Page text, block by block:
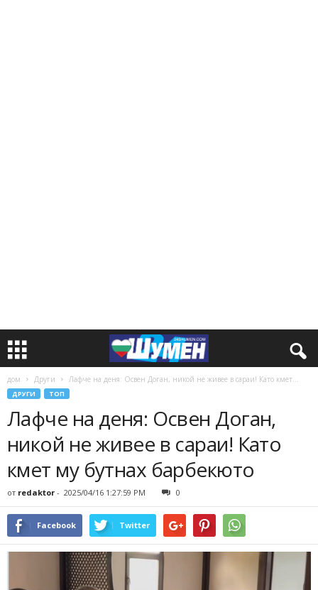
дом Други Лафче на деня: Освен Доган, никой не живее в сараи! Като кмет...
ДРУГИ ТОП
Лафче на деня: Освен Доган,
никой не живее в сараи! Като
кмет му бутнах барбекюто
от redaktor - 2025/04/16 1:27:59 PM 0
Facebook Twitter